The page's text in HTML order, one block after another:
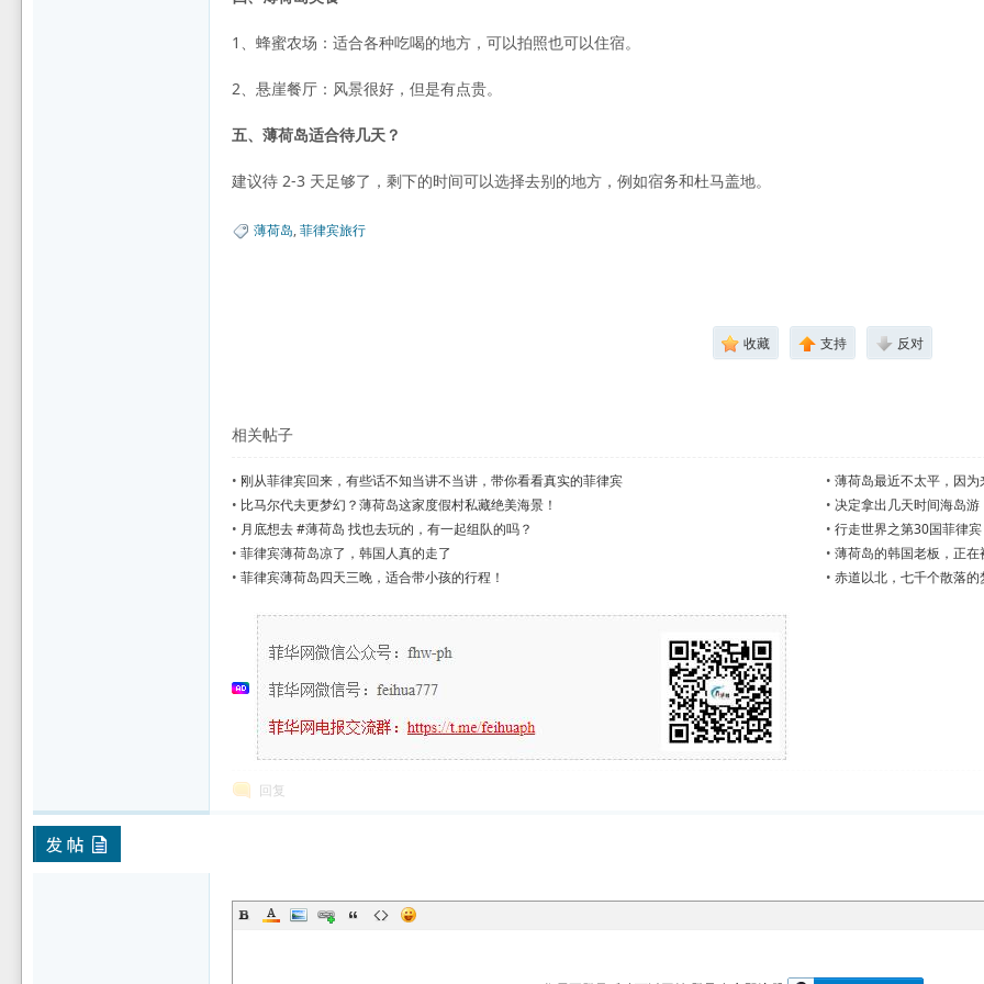
1、蜂蜜农场：适合各种吃喝的地方，可以拍照也可以住宿。
2、悬崖餐厅：风景很好，但是有点贵。
五、薄荷岛适合待几天？
建议待 2-3 天足够了，剩下的时间可以选择去别的地方，例如宿务和杜马盖地。
薄荷岛,菲律宾旅行
收藏 支持 反对
相关帖子
• 刚从菲律宾回来，有些话不知当讲不当讲，带你看看真实的菲律宾 •薄荷岛最近不太平，因
• 比马尔代夫更梦幻？薄荷岛这家度假村私藏绝美海景！ •决定拿出几天时间海岛
• 月底想去 #薄荷岛 找也去玩的，有一起组队的吗？ •行走世界之第30国菲律
•菲律宾薄荷岛凉了，韩国人真的走了 •薄荷岛的韩国老板，正
•菲律宾薄荷岛四天三晚，适合带小孩的行程！ •赤道以北，七千个散落的
回复